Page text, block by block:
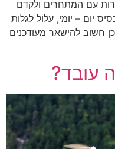
עם המתחרים ולקדם
יום – יומי, עלול לגלות
חשוב להישאר מעודכנים
עובד?